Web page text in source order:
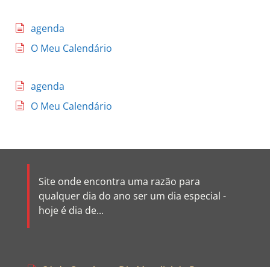
agenda
O Meu Calendário
agenda
O Meu Calendário
Site onde encontra uma razão para
qualquer dia do ano ser um dia especial -
hoje é dia de...